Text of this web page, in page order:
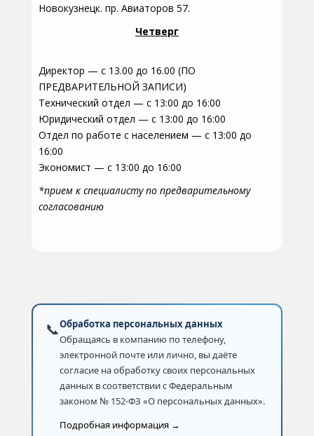
Новокузнецк. пр. Авиаторов 57.
Четверг
Директор — с 13.00 до 16.00 (ПО
ПРЕДВАРИТЕЛЬНОЙ ЗАПИСИ)
Технический отдел — с 13:00 до 16:00
Юридический отдел — с 13:00 до 16:00
Отдел по работе с населением — с 13:00 до
16:00
Экономист — с 13:00 до 16:00
*прием к специалисту по предварительному
согласованию
📞Обработка персональных данных
Обращаясь в компанию по телефону,
электронной почте или лично, вы даёте
согласие на обработку своих персональных
данных в соответствии с Федеральным
законом № 152-ФЗ «О персональных данных».
Подробная информация →